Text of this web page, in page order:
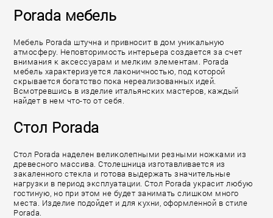
Porada мебель
Мебель Porada штучна и привносит в дом уникальную
атмосферу. Неповторимость интерьера создается за счет
внимания к аксессуарам и мелким элементам. Porada
мебель характеризуется лаконичностью, под которой
скрывается богатство пока нереализованных идей.
Всмотревшись в изделие итальянских мастеров, каждый
найдет в нем что-то от себя.
Стол Porada
Стол Porada наделен великолепными резными ножками из
древесного массива. Столешница изготавливается из
закаленного стекла и готова выдержать значительные
нагрузки в период эксплуатации. Стол Porada украсит любую
гостиную, но при этом не будет занимать слишком много
места. Изделие подойдет и для кухни, оформленной в стиле
Porada.